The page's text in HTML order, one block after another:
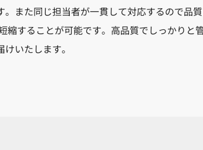
。また同じ担当者が一貫して対応するので品
縮することが可能です。高品質でしっかりと
いたします。